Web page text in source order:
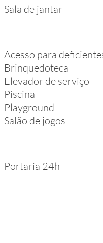
Sala de jantar
Acesso para
Brinquedoteca
Elevador de serviço
Piscina
Playground
Salão de jogos
Portaria 24h